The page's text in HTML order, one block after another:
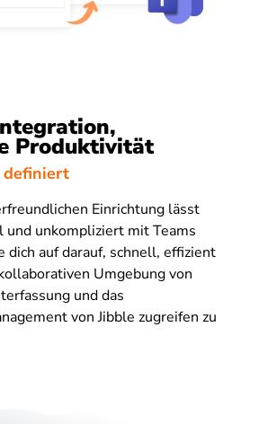
Produktivität
definiert
Einrichtung lässt
und unkompliziert mit Teams
dich auf darauf, schnell, effizient
Umgebung von
und das
von Jibble zugreifen zu